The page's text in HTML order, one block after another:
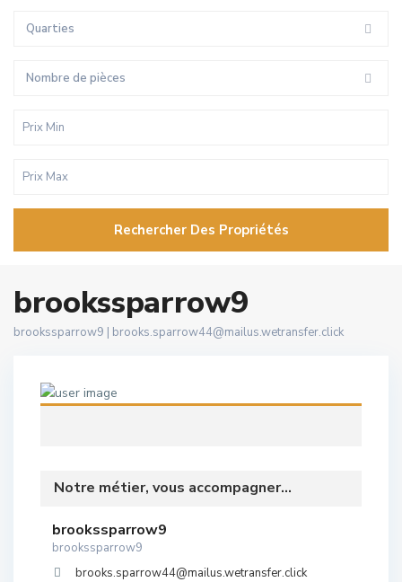
Quarties
Nombre de pièces
Rechercher Des Propriétés
brookssparrow9
brookssparrow9 | brooks.sparrow44@mailus.wetransfer.click
Notre métier, vous accompagner...
brookssparrow9
brookssparrow9
brooks.sparrow44@mailus.wetransfer.click